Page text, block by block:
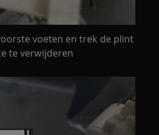
voeten en trek de plint
te verwijderen